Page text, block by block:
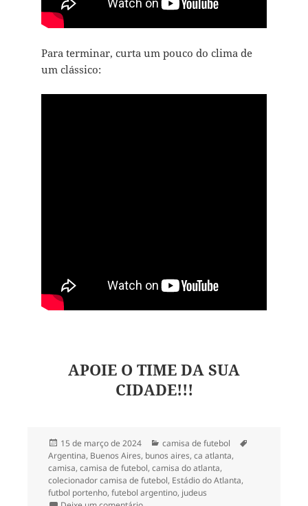
Para terminar, curta um pouco do clima de
um clássico:
APOIE O TIME DA SUA
CIDADE!!!
Publicado
em
15 de março de 2024 Categorias
camisa de futebol
Argentina, Buenos Aires, bunos aires, ca atlanta,
camisa, camisa de futebol, camisa do atlanta,
colecionador camisa de futebol, Estádio do Atlanta,
futbol portenho, futebol argentino, judeus